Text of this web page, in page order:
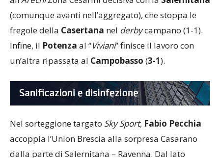
(comunque avanti nell’aggregato), che stoppa le
fregole della
derby
campano (1-1).
” finisce il lavoro con
un’altra ripassata al
Campobasso